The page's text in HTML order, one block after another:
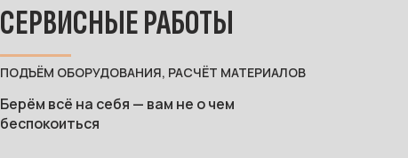
СЕРВИСНЫЕ РАБОТЫ
ПОДЪЁМ ОБОРУДОВАНИЯ, РАСЧЁТ МАТЕРИАЛОВ
Берём всё на себя — вам не о чем
беспокоиться